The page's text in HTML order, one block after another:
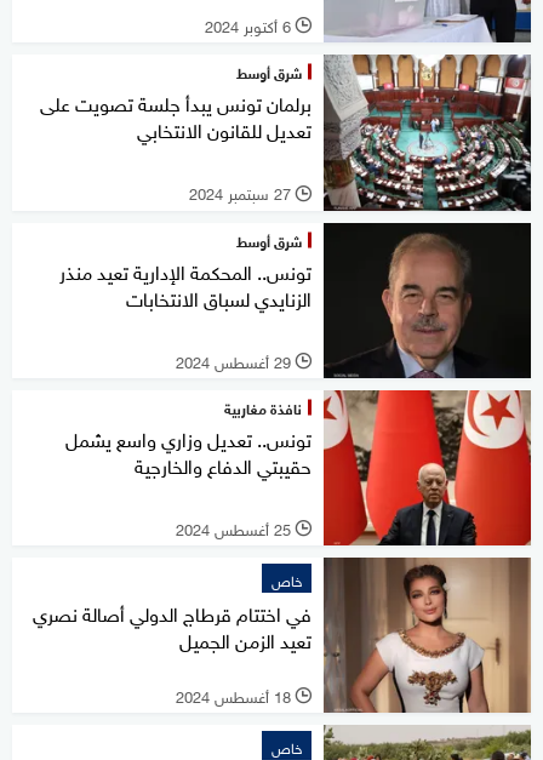
l 6 أكتوبر 2024
شرق أوسط
برلمان تونس يبدأ جلسة تصويت على
تعديل للقانون الانتخابي
l 27 سبتمبر 2024
شرق أوسط
تونس.. المحكمة الإدارية تعيد منذر
الزنايدي لسباق الانتخابات
l 29 أغسطس 2024
نافذة مغاربية
تونس.. تعديل وزاري واسع يشمل
حقيبتي الدفاع والخارجية
l 25 أغسطس 2024
خاص
في اختتام قرطاج الدولي أصالة نصري
تعيد الزمن الجميل
l 18 أغسطس 2024
خاص